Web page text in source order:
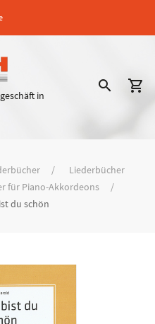
in
search shopping_cart
Liederbücher
für Piano-Akkordeons
du schön